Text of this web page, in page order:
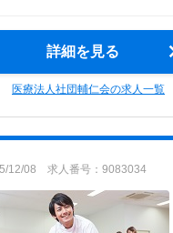
詳細を見る
医療法人社団輔仁会の求人一覧
12/08 求人番号：9083034